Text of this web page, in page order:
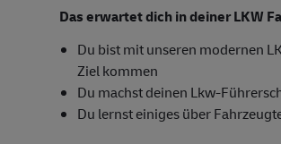
Das erwartet dich in deiner LKW
Du bist mit unseren modernen
Ziel kommen
Du machst deinen Lkw-
Du lernst einiges über